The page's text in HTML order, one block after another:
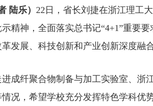
陆乐） 22日，省长刘捷在浙江理工
精神，全面落实总书记“4+1”重要
发展、科技创新和产业创新深度融
纤聚合物制备与加工实验室、浙
况，希望学校充分发挥特色学科